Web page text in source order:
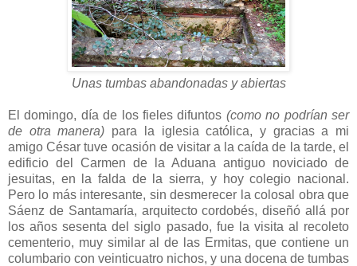
Unas tumbas abandonadas y abiertas
El domingo, día de los fieles difuntos (como no podrían ser
de otra manera) para la iglesia católica, y gracias a mi
amigo César tuve ocasión de visitar a la caída de la tarde, el
edificio del Carmen de la Aduana antiguo noviciado de
jesuitas, en la falda de la sierra, y hoy colegio nacional.
Pero lo más interesante, sin desmerecer la colosal obra que
Sáenz de Santamaría, arquitecto cordobés, diseñó allá por
los años sesenta del siglo pasado, fue la visita al recoleto
cementerio, muy similar al de las Ermitas, que contiene un
columbario con veinticuatro nichos, y una docena de tumbas